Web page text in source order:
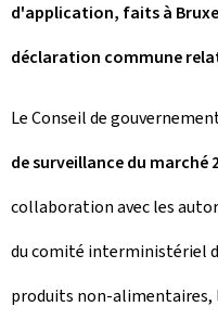
d'application, faits à
déclaration commune
Le Conseil de
de surveillance du marché
collaboration avec les
du comité interministériel
produits non-